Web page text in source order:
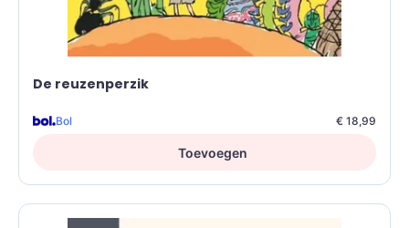
De reuzenperzik
Bol € 18,99
Toevoegen